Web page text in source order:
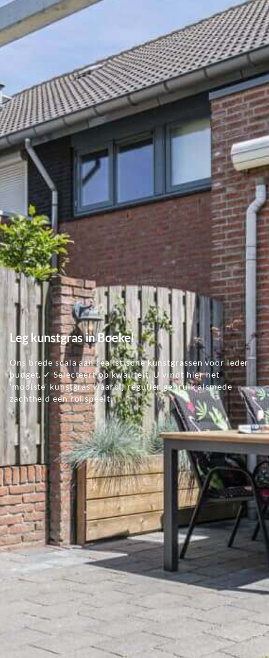
Leg kunstgras in Boekel
Ons brede scala aan realistische kunstgrassen voor ieder
budget. ✓ Selecteert op kwaliteit. U vindt hier het
'mooiste' kunstgras waarbij regulier gebruik alsmede
zachtheid een rol speelt.